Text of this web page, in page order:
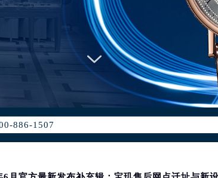
886-1507
盖中国大陆、香港、澳门、台湾全部区域（非大
层602室（需提前预约）